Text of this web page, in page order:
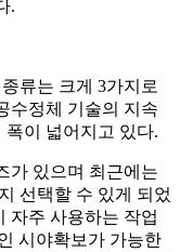
.
류는 크게 3가지로
수정체 기술의 지속
이 넓어지고 있다.
가 있으며 최근에는
선택할 수 있게 되었
자주 사용하는 작업
시야확보가 가능한